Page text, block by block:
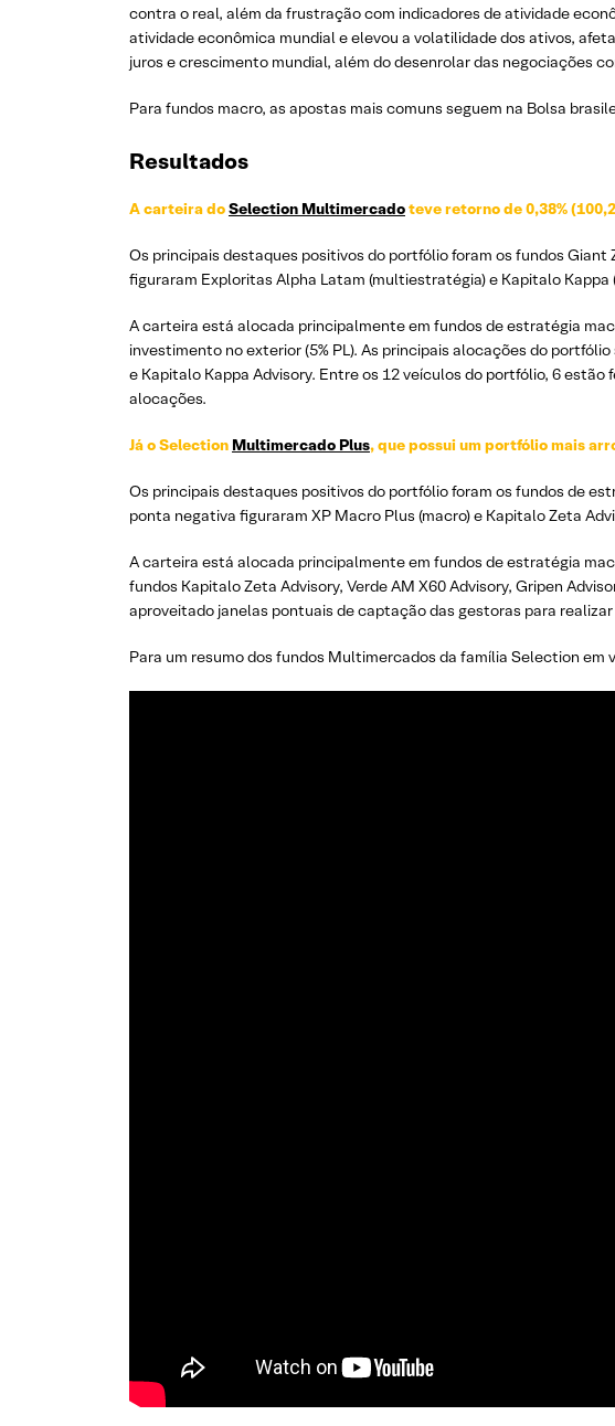
contra o real, além da frustração com indicadores de atividade
atividade econômica mundial e elevou a volatilidade dos ativos,
juros e crescimento mundial, além do desenrolar das negociações
Para fundos macro, as apostas mais comuns seguem na Bolsa
Resultados
A carteira doSelection Multimercadoteve retorno de 0,38%
Os principais destaques positivos do portfólio foram os fundos
figuraram Exploritas Alpha Latam (multiestratégia) e Kapitalo Kappa
A carteira está alocada principalmente em fundos de estratégia
investimento no exterior (5% PL). As principais alocações do
e Kapitalo Kappa Advisory. Entre os 12 veículos do portfólio, 6
alocações.
Já o Selection Multimercado Plus, que possui um portfólio mais
Os principais destaques positivos do portfólio foram os fundos de
ponta negativa figuraram XP Macro Plus (macro) e Kapitalo Zeta
A carteira está alocada principalmente em fundos de estratégia
fundos Kapitalo Zeta Advisory, Verde AM X60 Advisory, Gripen
aproveitado janelas pontuais de captação das gestoras para
Para um resumo dos fundos Multimercados da família Selection em